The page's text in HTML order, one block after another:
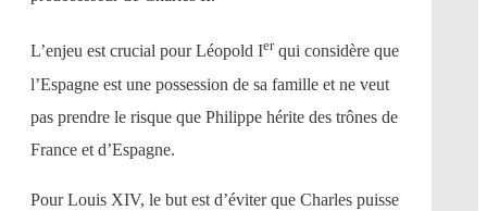
L’enjeu est crucial pour Léopold Ierqui considère que
l’Espagne est une possession de sa famille et ne veut
pas prendre le risque que Philippe hérite des trônes de
France et d’Espagne.
Pour Louis XIV, le but est d’éviter que Charles puisse